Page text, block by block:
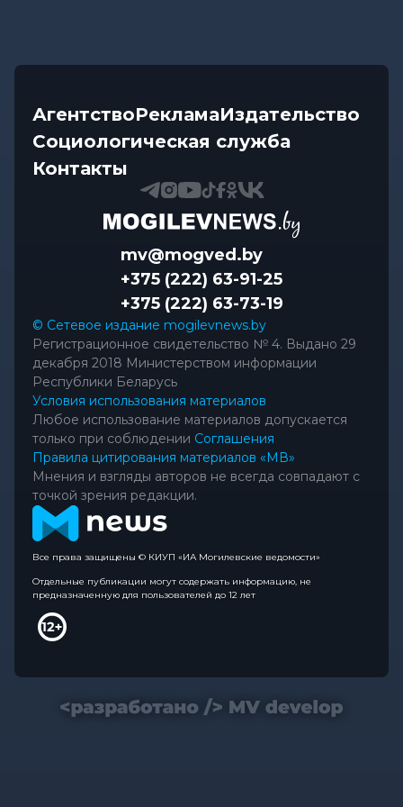
АгентствоРекламаИздательство
Социологическая служба
Контакты
mv@mogved.by
+375 (222) 63-91-25
+375 (222) 63-73-19
© Сетевое издание mogilevnews.by
Регистрационное свидетельство № 4. Выдано 29
декабря 2018 Министерством информации
Республики Беларусь
Условия использования материалов
Любое использование материалов допускается
только при соблюдении Соглашения
Правила цитирования материалов «МВ»
Мнения и взгляды авторов не всегда совпадают с
точкой зрения редакции.
Все права защищены © КИУП «ИА Могилевские ведомости»
Отдельные публикации могут содержать информацию, не
предназначенную для пользователей до 12 лет